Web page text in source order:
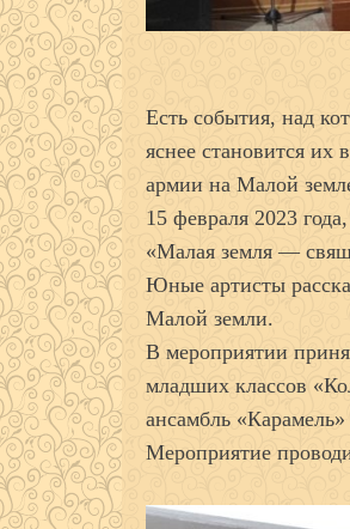
Есть события, над
яснее становится их
армии на Малой
15 февраля 2023
«Малая земля —
Юные артисты
Малой земли.
В мероприятии
младших классов
ансамбль
Мероприятие